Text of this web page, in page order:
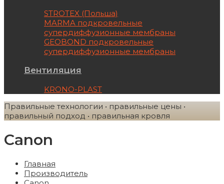
STROTEX (Польша)
MARMA подкровельные
супердиффузионные мембраны
GEOBOND подкровельные
супердиффузионные мембраны
Вентиляция
KRONO-PLAST
Правильные технологии • правильные цены •
правильный подход • правильная кровля
Canon
Главная
Производитель